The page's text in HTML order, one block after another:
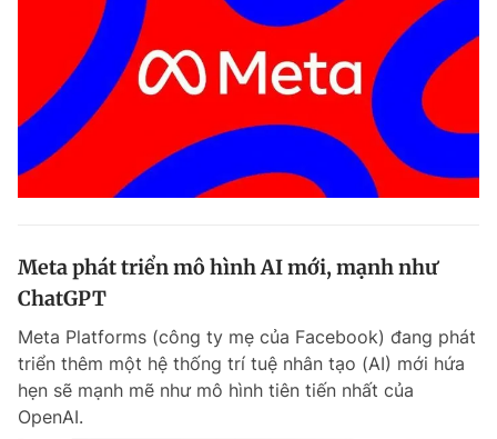
Magazine
Sản phẩm khác
Bạn cần biết
Thông tin tòa soạn Liên hệ quảng cáo
Đọc Thanh Niên trên điện thoại
Meta phát triển mô hình AI mới, mạnh như
ChatGPT
Meta Platforms (công ty mẹ của Facebook) đang phát
triển thêm một hệ thống trí tuệ nhân tạo (AI) mới hứa
hẹn sẽ mạnh mẽ như mô hình tiên tiến nhất của
OpenAI.